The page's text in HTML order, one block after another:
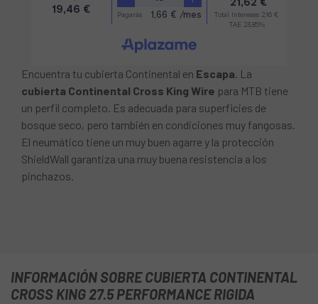
Encuentra tu cubierta Continental en Escapa. La
cubierta Continental Cross King Wire para MTB tiene
un perfil completo. Es adecuada para superficies de
bosque seco, pero también en condiciones muy fangosas.
El neumático tiene un muy buen agarre y la protección
ShieldWall garantiza una muy buena resistencia a los
pinchazos.
INFORMACIÓN SOBRE CUBIERTA CONTINENTAL
CROSS KING 27.5 PERFORMANCE RIGIDA